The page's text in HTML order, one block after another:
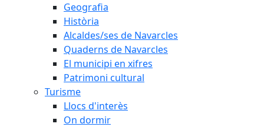
Geografia
Història
Alcaldes/ses de Navarcles
Quaderns de Navarcles
El municipi en xifres
Patrimoni cultural
Turisme
Llocs d'interès
On dormir